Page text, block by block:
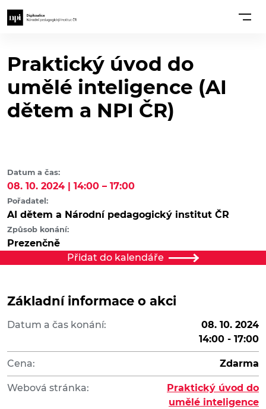
Praktický úvod do
umělé inteligence (AI
dětem a NPI ČR)
Datum a čas:
08. 10. 2024 | 14:00 – 17:00
Pořadatel:
AI dětem a Národní pedagogický institut ČR
Způsob konání:
Prezenčně
Přidat do kalendáře
Základní informace o akci
Datum a čas konání:
08. 10. 2024
14:00 - 17:00
Cena: Zdarma
Webová stránka:
Praktický úvod do
umělé inteligence